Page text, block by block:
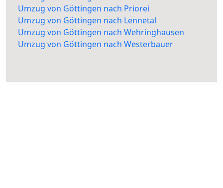
Umzug von Göttingen nach Priorei
Umzug von Göttingen nach Lennetal
Umzug von Göttingen nach Wehringhausen
Umzug von Göttingen nach Westerbauer